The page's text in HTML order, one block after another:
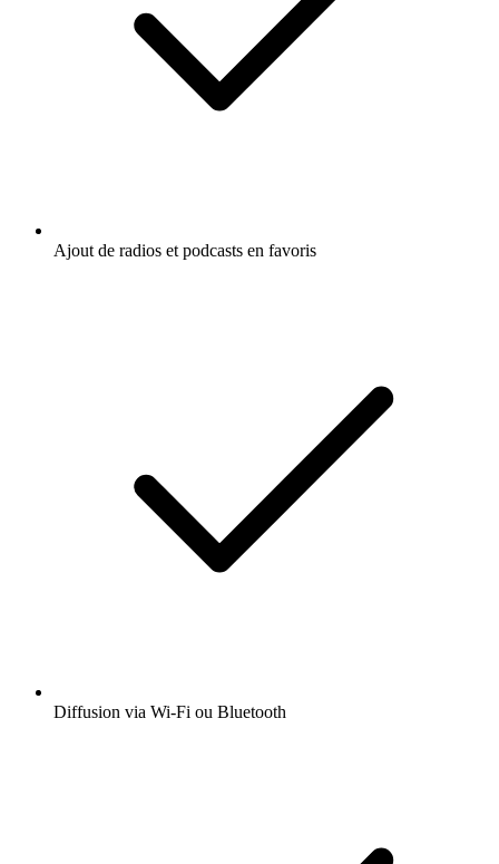
Ajout de radios et podcasts en favoris
Diffusion via Wi-Fi ou Bluetooth